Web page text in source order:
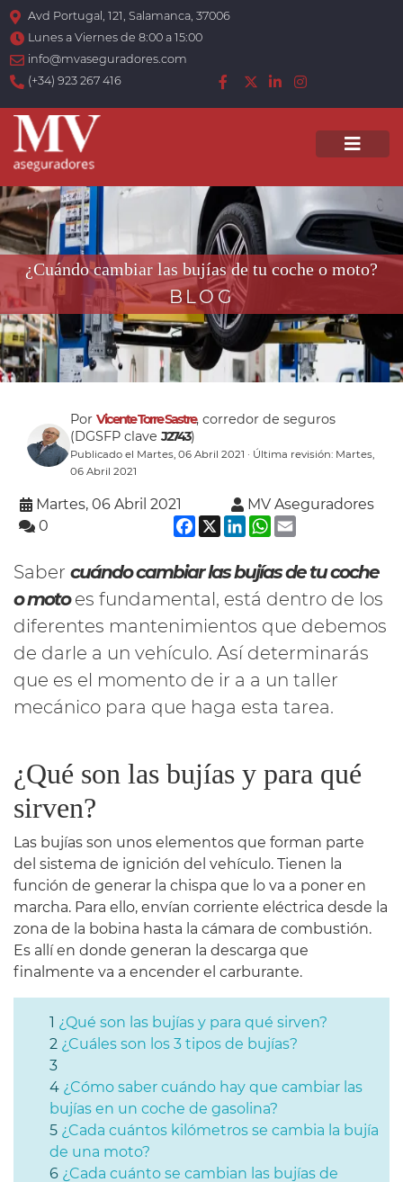
Avd Portugal, 121, Salamanca, 37006
Lunes a Viernes de 8:00 a 15:00
info@mvaseguradores.com
(+34) 923 267 416
¿Cuándo cambiar las bujías de tu coche o moto?
BLOG
Por Vicente Torre Sastre, corredor de seguros
(DGSFP clave J2743)
Publicado el Martes, 06 Abril 2021 · Última revisión: Martes,
06 Abril 2021
Martes, 06 Abril 2021
MV Aseguradores
0
Facebook
X LinkedInWhatsApp
Saber cuándo cambiar las bujías de tu coche
o motoes fundamental, está dentro de los
diferentes mantenimientos que debemos
de darle a un vehículo. Así determinarás
que es el momento de ir a a un taller
mecánico para que haga esta tarea.
¿Qué son las bujías y para qué
sirven?
Las bujías son unos elementos que forman parte
del sistema de ignición del vehículo. Tienen la
función de generar la chispa que lo va a poner en
marcha. Para ello, envían corriente eléctrica desde la
zona de la bobina hasta la cámara de combustión.
Es allí en donde generan la descarga que
finalmente va a encender el carburante.
¿Qué son las bujías y para qué sirven?
¿Cuáles son los 3 tipos de bujías?
¿Cómo saber cuándo hay que cambiar las
bujías en un coche de gasolina?
¿Cada cuántos kilómetros se cambia la bujía
de una moto?
¿Cada cuánto se cambian las bujías de